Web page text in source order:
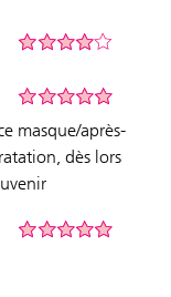
masque/après-
dès lors